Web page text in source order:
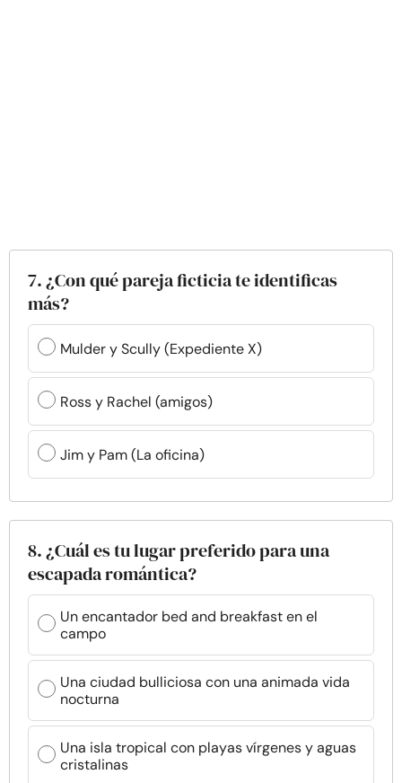
7. ¿Con qué pareja ficticia te identificas
más?
Mulder y Scully (Expediente X)
Ross y Rachel (amigos)
Jim y Pam (La oficina)
8. ¿Cuál es tu lugar preferido para una
escapada romántica?
Un encantador bed and breakfast en el
campo
Una ciudad bulliciosa con una animada vida
nocturna
Una isla tropical con playas vírgenes y aguas
cristalinas